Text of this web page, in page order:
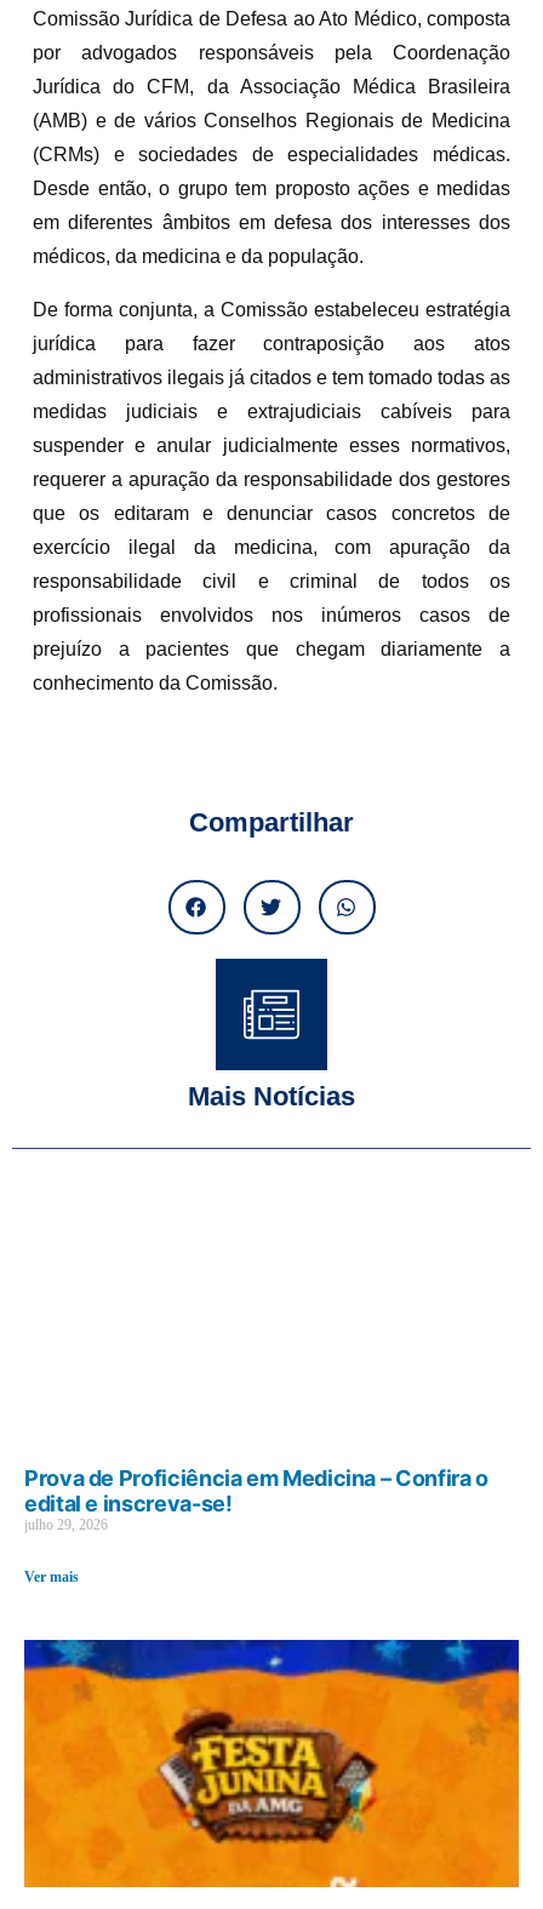
Comissão Jurídica de Defesa ao Ato Médico, composta
por advogados responsáveis pela Coordenação
Jurídica do CFM, da Associação Médica Brasileira
(AMB) e de vários Conselhos Regionais de Medicina
(CRMs) e sociedades de especialidades médicas.
Desde então, o grupo tem proposto ações e medidas
em diferentes âmbitos em defesa dos interesses dos
médicos, da medicina e da população.
De forma conjunta, a Comissão estabeleceu estratégia
jurídica para fazer contraposição aos atos
administrativos ilegais já citados e tem tomado todas as
medidas judiciais e extrajudiciais cabíveis para
suspender e anular judicialmente esses normativos,
requerer a apuração da responsabilidade dos gestores
que os editaram e denunciar casos concretos de
exercício ilegal da medicina, com apuração da
responsabilidade civil e criminal de todos os
profissionais envolvidos nos inúmeros casos de
prejuízo a pacientes que chegam diariamente a
conhecimento da Comissão.
Compartilhar
Mais Notícias
Prova de Proficiência em Medicina – Confira o
edital e inscreva-se!
julho 29, 2026
Ver mais